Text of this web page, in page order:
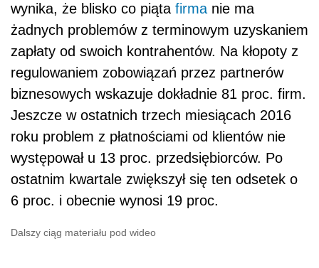
wynika, że blisko co piąta firma nie ma
żadnych problemów z terminowym uzyskaniem
zapłaty od swoich kontrahentów. Na kłopoty z
regulowaniem zobowiązań przez partnerów
biznesowych wskazuje dokładnie 81 proc. firm.
Jeszcze w ostatnich trzech miesiącach 2016
roku problem z płatnościami od klientów nie
występował u 13 proc. przedsiębiorców. Po
ostatnim kwartale zwiększył się ten odsetek o
6 proc. i obecnie wynosi 19 proc.
Dalszy ciąg materiału pod wideo